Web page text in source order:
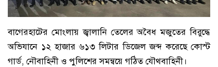
বাগেরহাটের মোংলায় জ্বালানি তেলের অবৈধ মজুতের বিরুদ্ধে
অভিযানে ১২ হাজার ৬১৩ লিটার ডিজেল জব্দ করেছে কোস্ট
গার্ড, নৌবাহিনী ও পুলিশের সমন্বয়ে গঠিত যৌথবাহিনী।